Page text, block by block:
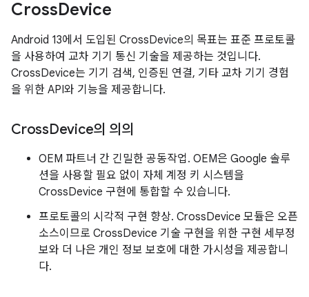
CrossDevice
Android 13에서 도입된 CrossDevice의 목표는 표준 프로토콜
을 사용하여 교차 기기 통신 기술을 제공하는 것입니다.
CrossDevice는 기기 검색, 인증된 연결, 기타 교차 기기 경험
을 위한 API와 기능을 제공합니다.
CrossDevice의 의의
OEM 파트너 간 긴밀한 공동작업. OEM은 Google 솔루
션을 사용할 필요 없이 자체 계정 키 시스템을
CrossDevice 구현에 통합할 수 있습니다.
프로토콜의 시각적 구현 향상. CrossDevice 모듈은 오픈
소스이므로 CrossDevice 기술 구현을 위한 구현 세부정
보와 더 나은 개인 정보 보호에 대한 가시성을 제공합니
다.